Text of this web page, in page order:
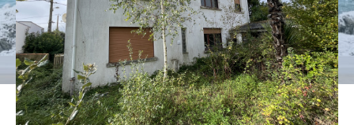
Budget
Budget
Surface
Surface